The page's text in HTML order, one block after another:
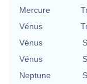
Mercure
Vénus
Vénus
Vénus
Neptune